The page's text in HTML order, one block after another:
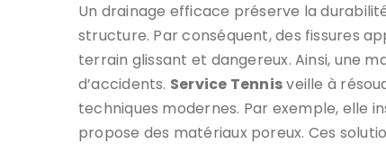
Un drainage efficace préserve la
structure. Par conséquent, des fissures
terrain glissant et dangereux. Ainsi, une
d’accidents. Service Tennisveille à
techniques modernes. Par exemple, elle
propose des matériaux poreux. Ces